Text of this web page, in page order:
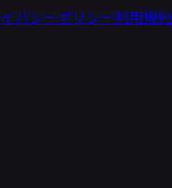
バシーポリシー利用規約